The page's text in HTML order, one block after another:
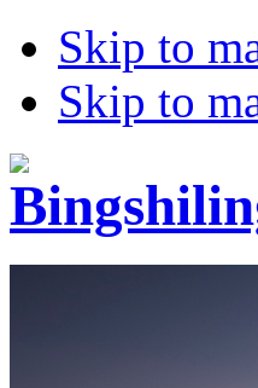
Skip to
Skip to